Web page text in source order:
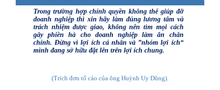
Trong trường hợp chính quyền không thể giúp đỡ
doanh nghiệp thì xin hãy làm đúng lương tâm và
trách nhiệm được giao, không nên tìm mọi cách
gây phiền hà cho doanh nghiệp làm ăn chân
chính. Đừng vì lợi ích cá nhân và ”nhóm lợi ích“
mình đang sở hữu đặt lên trên lợi ích chung.
(Trích đơn tố cáo của ông Huỳnh Uy Dũng).